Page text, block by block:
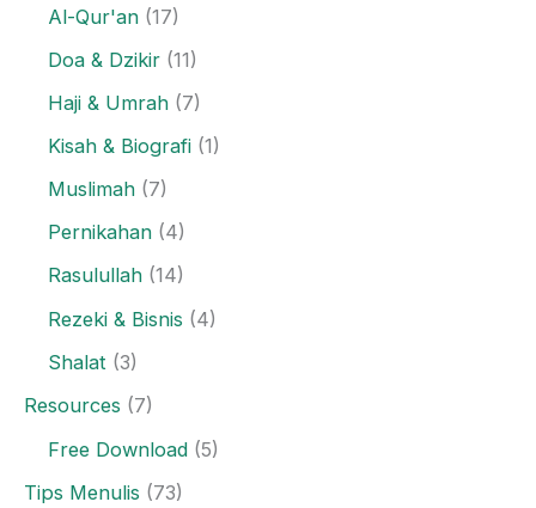
Al-Qur'an (17)
Doa & Dzikir (11)
Haji & Umrah (7)
Kisah & Biografi (1)
Muslimah (7)
Pernikahan (4)
Rasulullah (14)
Rezeki & Bisnis (4)
Shalat (3)
Resources (7)
Free Download (5)
Tips Menulis (73)